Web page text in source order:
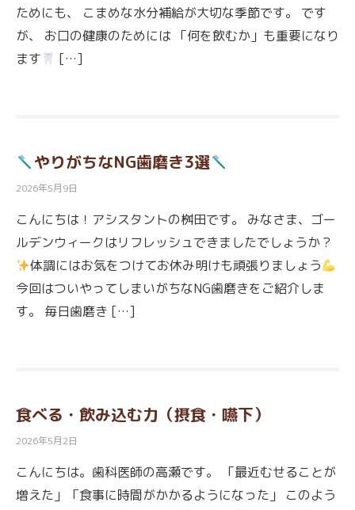
ためにも、 こまめな水分補給が大切な季節です。 です
が、 お口の健康のためには 「何を飲むか」も重要になり
ます
[…]
やりがちなNG歯磨き3選
2026年5月9日
こんにちは！アシスタントの桝田です。 みなさま、ゴー
ルデンウィークはリフレッシュできましたでしょうか？
体調にはお気をつけてお休み明けも頑張りましょう
今回はついやってしまいがちなNG歯磨きをご紹介しま
す。 毎日歯磨き […]
食べる・飲み込む力（摂食・嚥下）
2026年5月2日
こんにちは。歯科医師の高瀬です。 「最近むせることが
増えた」「食事に時間がかかるようになった」 このよう